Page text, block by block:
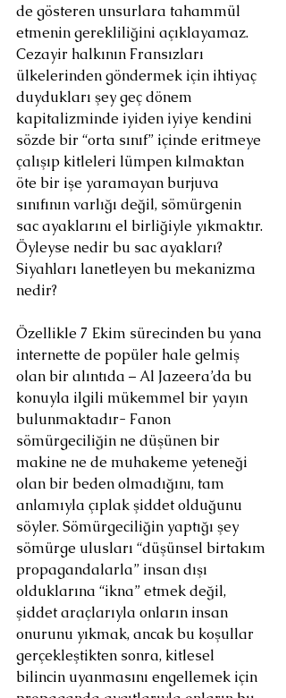
de gösteren unsurlara tahammül
etmenin gerekliliğini açıklayamaz.
Cezayir halkının Fransızları
ülkelerinden göndermek için ihtiyaç
duydukları şey geç dönem
kapitalizminde iyiden iyiye kendini
sözde bir “orta sınıf” içinde eritmeye
çalışıp kitleleri lümpen kılmaktan
öte bir işe yaramayan burjuva
sınıfının varlığı değil, sömürgenin
sac ayaklarını el birliğiyle yıkmaktır.
Öyleyse nedir bu sac ayakları?
Siyahları lanetleyen bu mekanizma
nedir?
Özellikle 7 Ekim sürecinden bu yana
internette de popüler hale gelmiş
olan bir alıntıda – Al Jazeera’da bu
konuyla ilgili mükemmel bir yayın
bulunmaktadır- Fanon
sömürgeciliğin ne düşünen bir
makine ne de muhakeme yeteneği
olan bir beden olmadığını, tam
anlamıyla çıplak şiddet olduğunu
söyler. Sömürgeciliğin yaptığı şey
sömürge ulusları “düşünsel birtakım
propagandalarla” insan dışı
olduklarına “ikna” etmek değil,
şiddet araçlarıyla onların insan
onurunu yıkmak, ancak bu koşullar
gerçekleştikten sonra, kitlesel
bilincin uyanmasını engellemek için